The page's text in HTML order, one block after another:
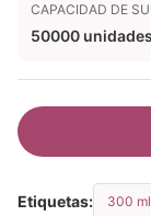
CAPACIDAD DE
50000
Etiquetas: 300